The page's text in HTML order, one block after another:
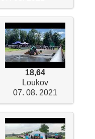
18,64
Loukov
07. 08. 2021